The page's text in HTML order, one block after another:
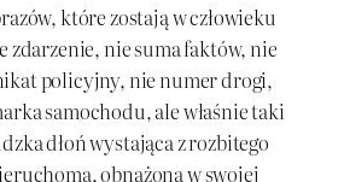
które zostają w człowieku
zdarzenie, nie suma faktów, nie
policyjny, nie numer drogi,
samochodu, ale właśnie taki
dłoń wystająca z rozbitego
obnażona w swojej